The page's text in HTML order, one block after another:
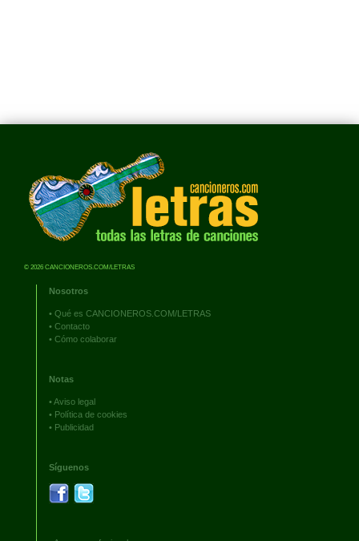
© 2026 CANCIONEROS.COM/LETRAS
Nosotros
• Qué es CANCIONEROS.COM/LETRAS
• Contacto
• Cómo colaborar
Notas
•Aviso legal
• Política de cookies
• Publicidad
Síguenos